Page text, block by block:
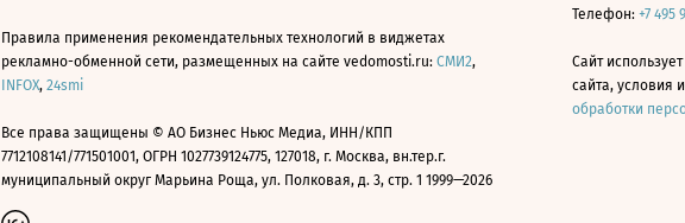
Правила применения рекомендательных технологий в виджетах
рекламно-обменной сети, размещенных на сайте vedomosti.ru: СМИ2,
INFOX, 24smi
Все права защищены © АО Бизнес Ньюс Медиа, ИНН/КПП
7712108141/771501001, ОГРН 1027739124775, 127018, г. Москва, вн.тер.г.
муниципальный округ Марьина Роща, ул. Полковая, д. 3, стр. 1 1999—2026
Телефон: +7 495
Сайт использует
сайта, условия
обработки